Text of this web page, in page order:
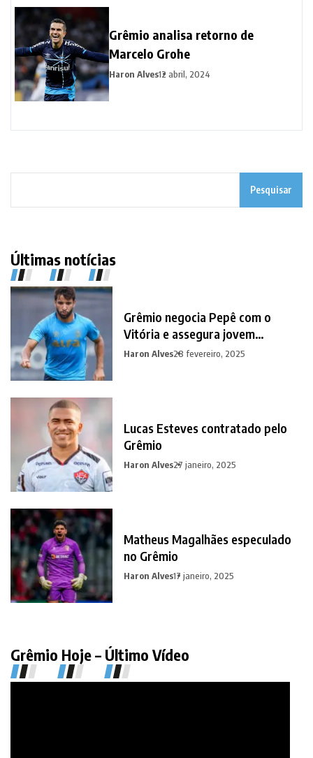
Grêmio analisa retorno de
Marcelo Grohe
Haron Alves12 abril, 2024
Pesquisar
Últimas notícias
Grêmio negocia Pepê com o
Vitória e assegura jovem
promessa em contrapartida
Haron Alves28 fevereiro, 2025
Lucas Esteves contratado pelo
Grêmio
Haron Alves27 janeiro, 2025
Matheus Magalhães especulado
no Grêmio
Haron Alves17 janeiro, 2025
Grêmio Hoje – Último Vídeo